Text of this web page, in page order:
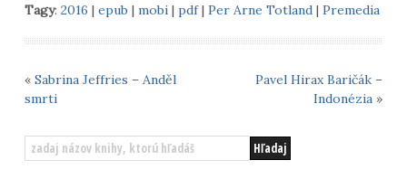
Tagy: 2016 | epub | mobi| pdf| Per Arne Totland | Premedia
« Sabrina Jeffries – Anděl
smrti
Pavel Hirax Baričák –
Indonézia »